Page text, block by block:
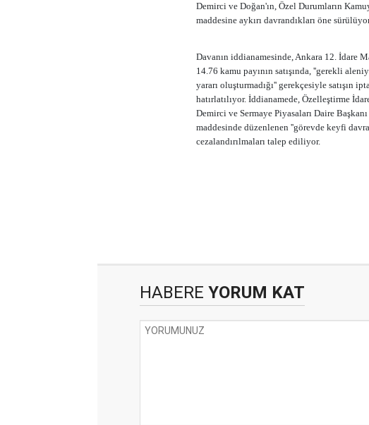
Demirci ve Doğan'ın, Özel Durumların
maddesine aykırı davrandıkları öne
Davanın iddianamesinde, Ankara 12. İdare
14.76 kamu payının satışında, ''gerekli
yararı oluşturmadığı'' gerekçesiyle satışın
hatırlatılıyor. İddianamede, Özelleştirme
Demirci ve Sermaye Piyasaları Daire
maddesinde düzenlenen ''görevde keyfi
cezalandırılmaları talep ediliyor.
HABERE YORUM KAT